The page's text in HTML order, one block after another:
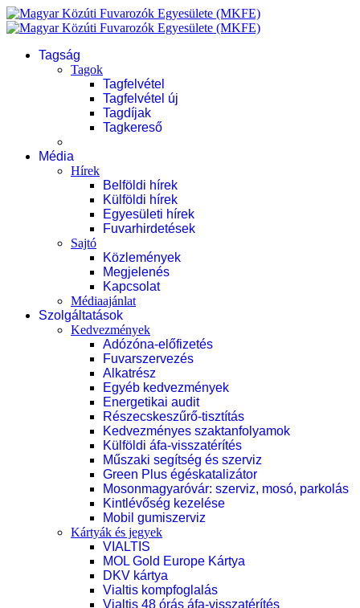
Tagság
Tagok
Tagfelvétel
Tagfelvétel új
Tagdíjak
Tagkereső
Média
Hírek
Belföldi hírek
Külföldi hírek
Egyesületi hírek
Fuvarhirdetések
Sajtó
Közlemények
Megjelenés
Kapcsolat
Médiaajánlat
Szolgáltatások
Kedvezmények
Adózóna-előfizetés
Fuvarszervezés
Alkatrész
Egyéb kedvezmények
Energetikai audit
Részecskeszűrő-tisztítás
Kedvezményes szaktanfolyamok
Külföldi áfa-visszatérítés
Műszaki segítség és szerviz
Green Plus égéskatalizátor
Mosonmagyaróvár: szerviz, mosó, parkolás
Kintlévőség kezelése
Mobil gumiszerviz
Kártyák és jegyek
VIALTIS
MOL Gold Europe Kártya
DKV kártya
Vialtis kompfoglalás
Vialtis 48 órás áfa-visszatérítés